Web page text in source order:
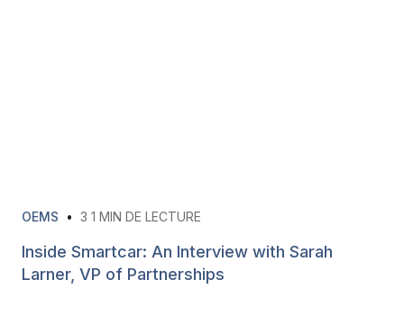
OEMS • 3 1 MIN DE LECTURE
Inside Smartcar: An Interview with Sarah
Larner, VP of Partnerships